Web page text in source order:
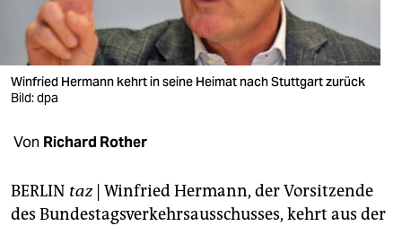
wahrheit
verlag
verlag
veranstaltungen
fragen & hilfe
Winfried Hermann kehrt in seine Heimat nach Stuttgart zurück
Bild: dpa
Von Richard Rother
BERLIN taz| Winfried Hermann, der Vorsitzende
des Bundestagsverkehrsausschusses, kehrt aus der